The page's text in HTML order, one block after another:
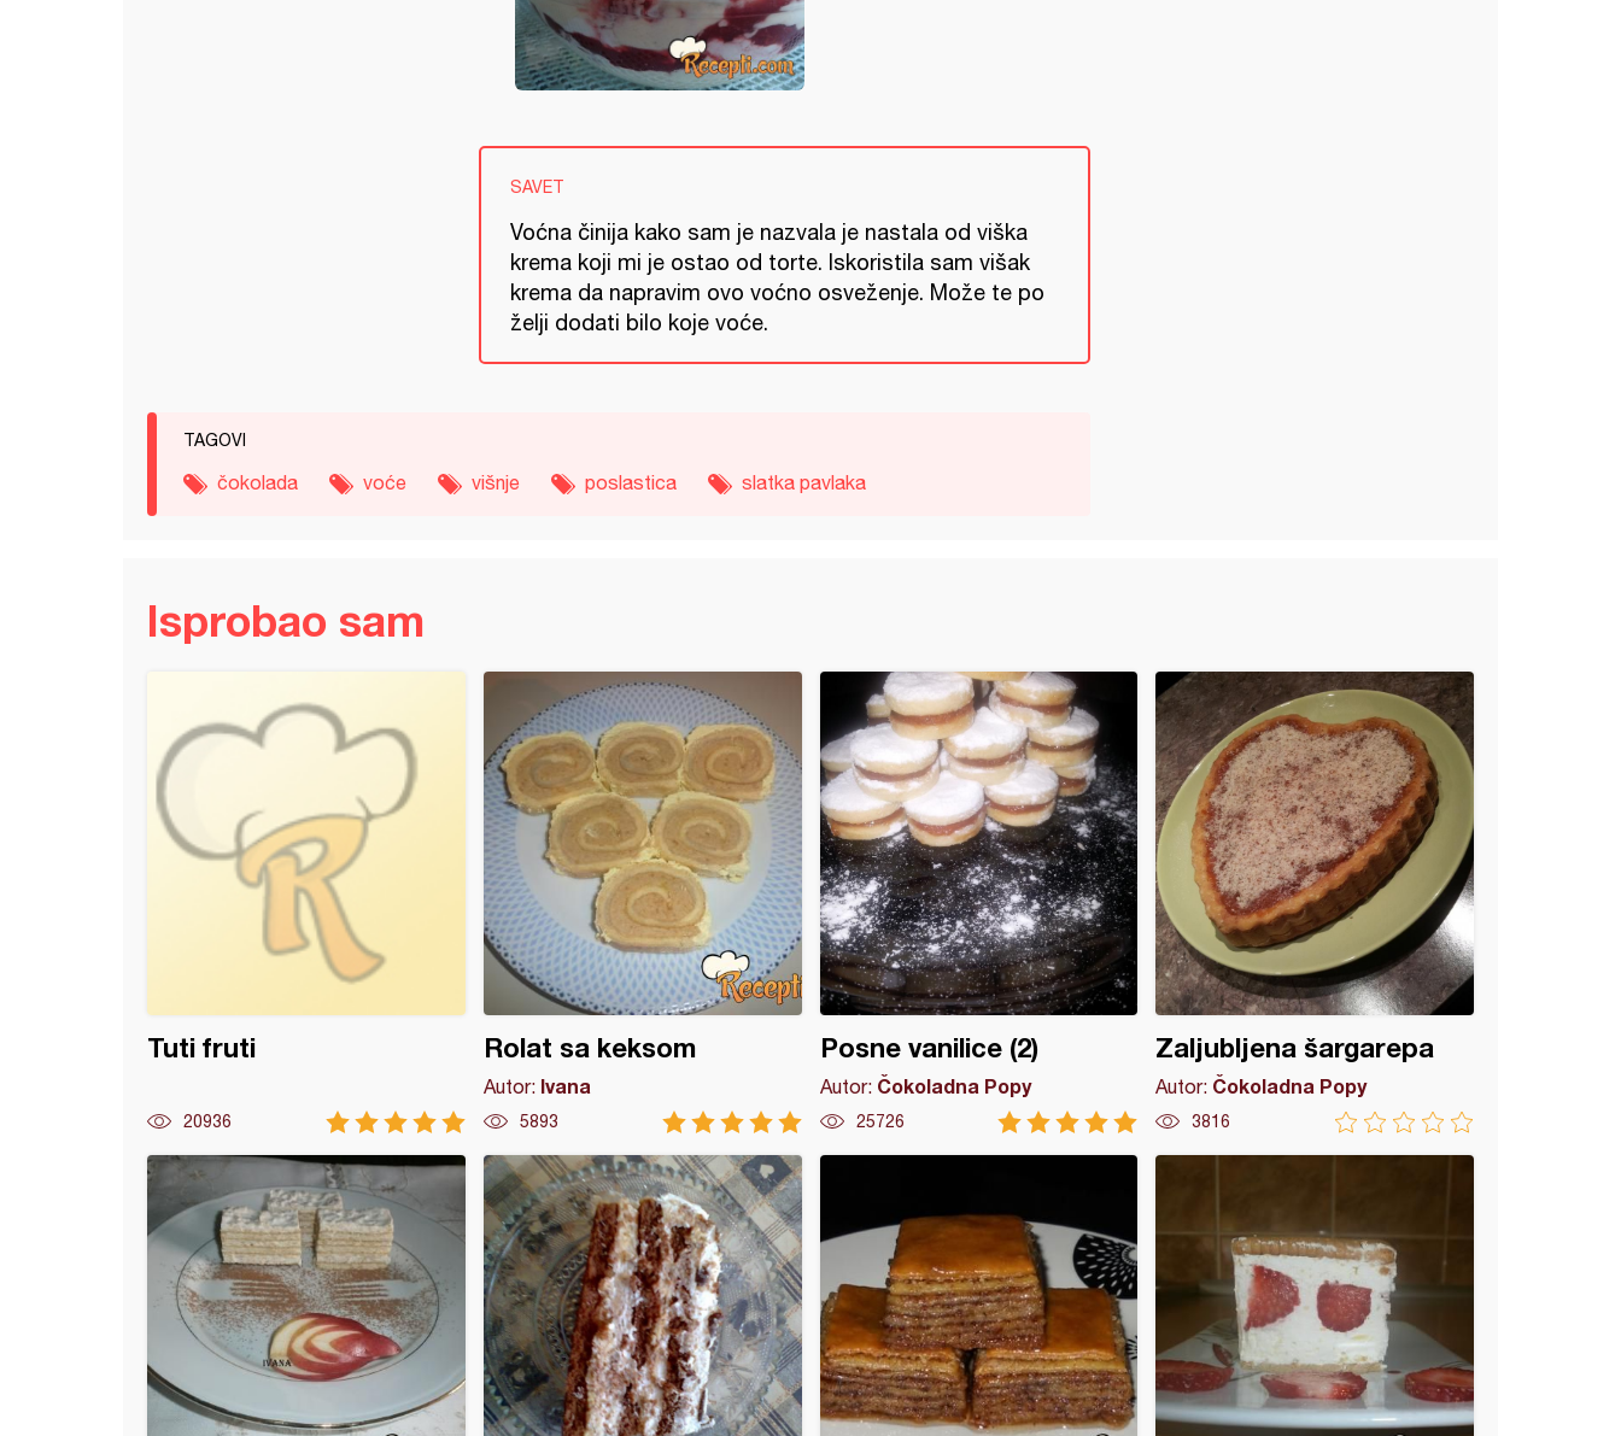
SAVET
Voćna činija kako sam je nazvala je nastala od viška
krema koji mi je ostao od torte. Iskoristila sam višak
krema da napravim ovo voćno osveženje. Može te po
želji dodati bilo koje voće.
TAGOVI
čokolada voće višnje poslastica slatka pavlaka
Isprobao sam
Tuti fruti
20936
Rolat sa keksom
Autor: Ivana
5893
Posne vanilice (2)
Autor: Čokoladna Popy
25726
Zaljubljena šargarepa
Autor: Čokoladna Popy
3816